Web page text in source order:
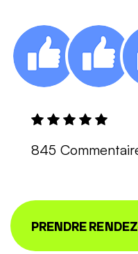
845
PRENDRE